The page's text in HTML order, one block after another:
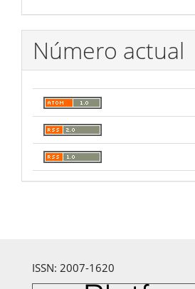
Número actual
ISSN: 2007-1620